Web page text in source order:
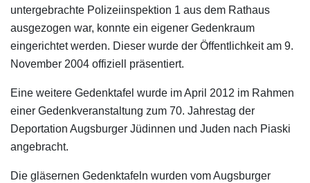
untergebrachte Polizeiinspektion 1 aus dem Rathaus
ausgezogen war, konnte ein eigener Gedenkraum
eingerichtet werden. Dieser wurde der Öffentlichkeit am 9.
November 2004 offiziell präsentiert.
Eine weitere Gedenktafel wurde im April 2012 im Rahmen
einer Gedenkveranstaltung zum 70. Jahrestag der
Deportation Augsburger Jüdinnen und Juden nach Piaski
angebracht.
Die gläsernen Gedenktafeln wurden vom Augsburger